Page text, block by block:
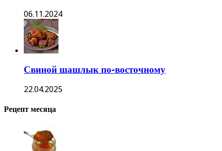
06.11.2024
Свиной шашлык по-восточному
22.04.2025
Рецепт месяца